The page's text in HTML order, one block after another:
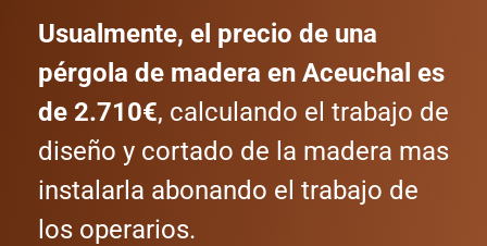
Usualmente, el precio de una
pérgola de madera en Aceuchal es
de 2.710€, calculando el trabajo de
diseño y cortado de la madera mas
instalarla abonando el trabajo de
los operarios.